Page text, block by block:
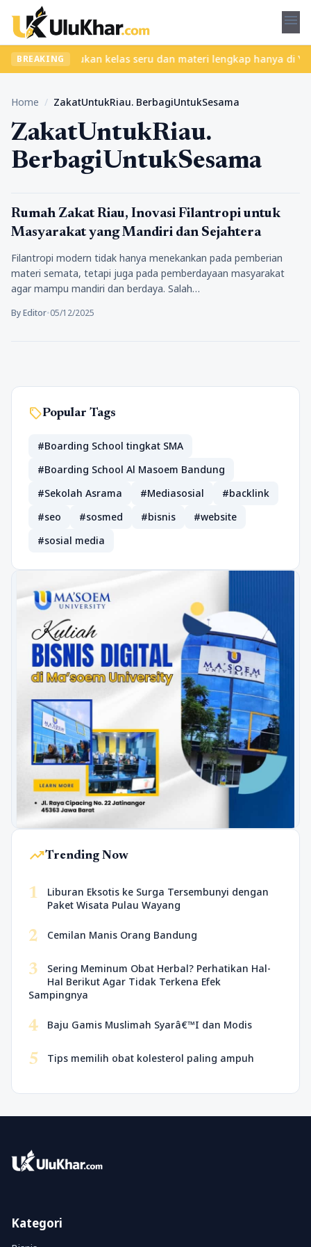
menu
BREAKING
ribet? Temukan kelas seru dan materi lengkap hanya di
Home / ZakatUntukRiau. BerbagiUntukSesama
ZakatUntukRiau.
BerbagiUntukSesama
Religi
Rumah Zakat Riau, Inovasi Filantropi untuk
Masyarakat yang Mandiri dan Sejahtera
Filantropi modern tidak hanya menekankan pada pemberian
materi semata, tetapi juga pada pemberdayaan masyarakat
agar mampu mandiri dan berdaya. Salah…
By Editor•05/12/2025
sellPopular Tags
#Boarding School tingkat SMA
#Boarding School Al Masoem Bandung
#Sekolah Asrama
#Mediasosial
#backlink
#seo
#sosmed #bisnis
#website
#sosial media
trending_upTrending Now
1
Liburan Eksotis ke Surga Tersembunyi dengan
Paket Wisata Pulau Wayang
2 Cemilan Manis Orang Bandung
3
Sering Meminum Obat Herbal? Perhatikan Hal-
Hal Berikut Agar Tidak Terkena Efek
Sampingnya
4 Baju Gamis Muslimah Syarâ€™I dan Modis
5 Tips memilih obat kolesterol paling ampuh
Kategori